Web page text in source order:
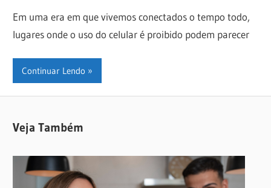
Em uma era em que vivemos conectados o tempo todo,
lugares onde o uso do celular é proibido podem parecer
Continuar Lendo
Veja Também